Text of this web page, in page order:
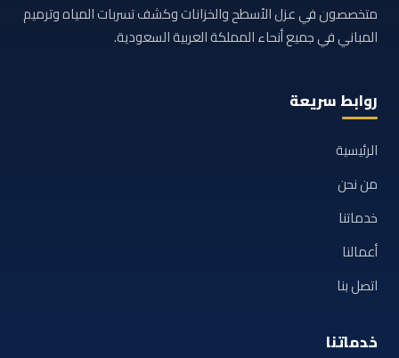
متخصصون في عزل الأسطح والخزانات وكشف تسربات المياه وترميم
المباني في جميع أنحاء المملكة العربية السعودية.
روابط سريعة
الرئيسية
من نحن
خدماتنا
أعمالنا
اتصل بنا
خدماتنا